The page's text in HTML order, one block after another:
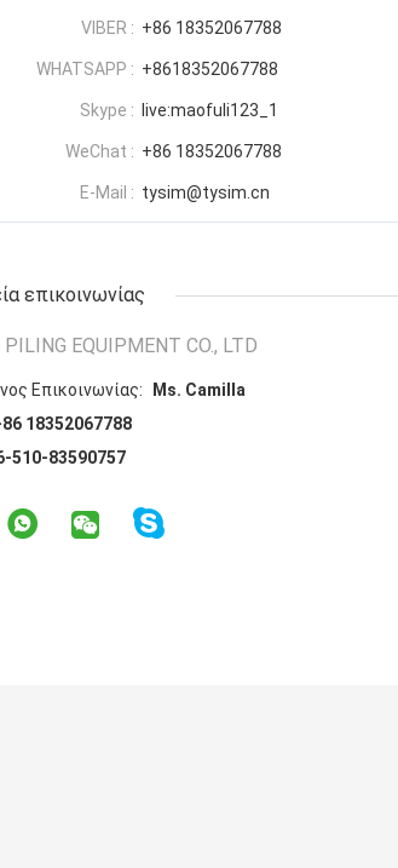
VIBER : +86 18352067788
WHATSAPP : +8618352067788
Skype : live:maofuli123_1
WeChat : +86 18352067788
E-Mail : tysim@tysim.cn
επικοινωνίας
EQUIPMENT CO., LTD
Επικοινωνίας:
Ms. Camilla
18352067788
510-83590757